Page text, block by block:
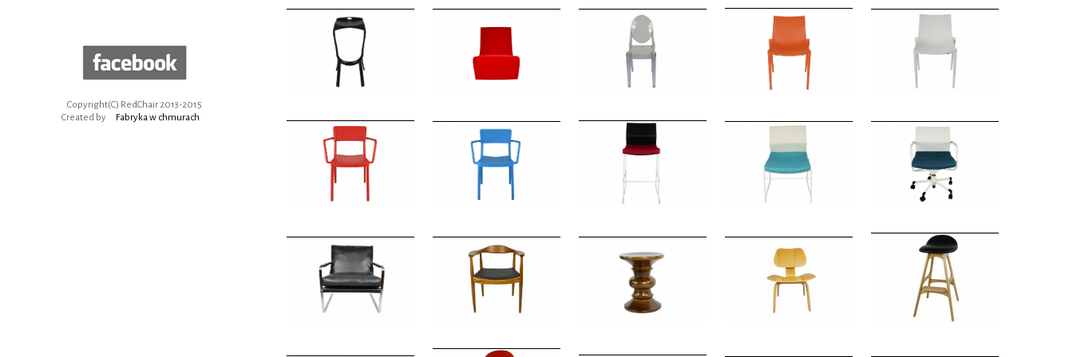
Copyright(C) RedChair 2013-2015
Created by
Fabryka w chmurach